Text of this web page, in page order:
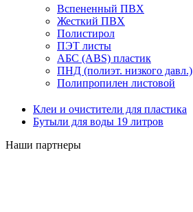
Вспененный ПВХ
Жесткий ПВХ
Полистирол
ПЭТ листы
АБС (ABS) пластик
ПНД (полиэт. низкого давл.)
Полипропилен листовой
Клеи и очистители для пластика
Бутыли для воды 19 литров
Наши партнеры